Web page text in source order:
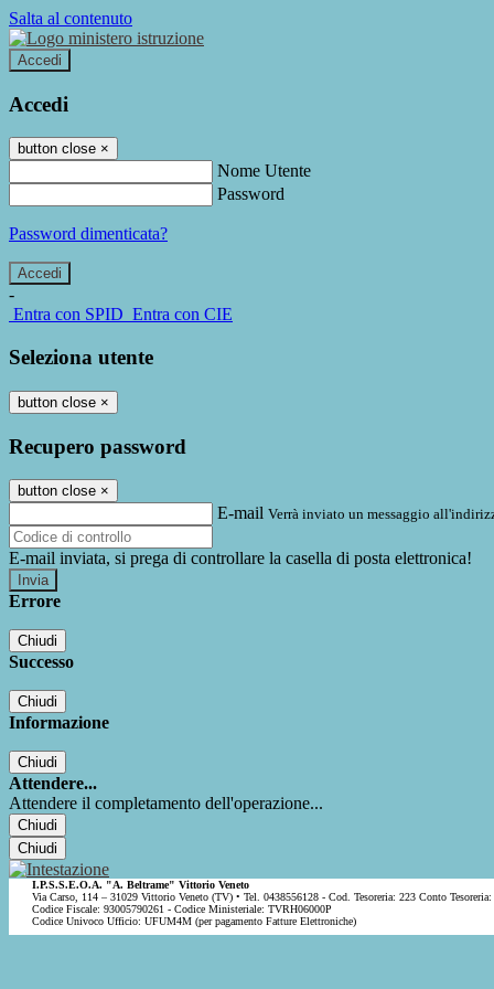
Salta al contenuto
Accedi
Accedi
button close ×
Nome Utente
Password
Password dimenticata?
-
Entra con SPID Entra con CIE
Seleziona utente
button close ×
Recupero password
button close ×
E-mail Verrà inviato un messaggio
E-mail inviata, si prega di controllare la casella di posta elettronica!
Errore
Chiudi
Successo
Chiudi
Informazione
Chiudi
Attendere...
Attendere il completamento dell'operazione...
Chiudi
Chiudi
I.P.S.S.E.O.A. "A. Beltrame" Vittorio Veneto
Via Carso, 114 – 31029 Vittorio Veneto (TV) • Tel. 0438556128 - Cod. Tesoreria: 223 Conto
Codice Fiscale: 93005790261 - Codice Ministeriale: TVRH06000P
Codice Univoco Ufficio: UFUM4M (per pagamento Fatture Elettroniche)